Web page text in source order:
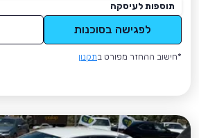
תוספות לעיסקה
לפגישה בסוכנות
*חישוב ההחזר מפורט בתקנון